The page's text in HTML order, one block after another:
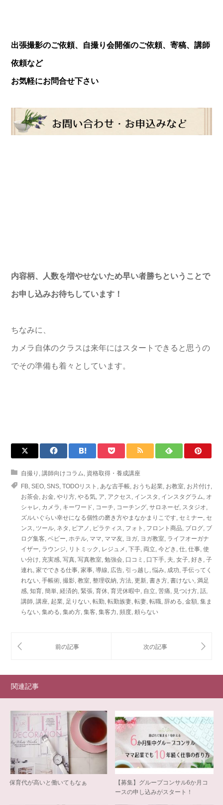
出張撮影のご依頼、自撮り会開催のご依頼、寄稿、講師
依頼など
お気軽にお問合せ下さい
内容柄、人数を増やせないため早い者勝ちということで
お申し込みお待ちしています！
ちなみに、
カメラ自体のクラスは来年にはスタートできると思うの
でその準備も着々としています。
自撮り , 講師向けコラム, 資格取得・養成講座
FB, SEO, SNS, TODOリスト , あな吉手帳, おうち起業, お教室, お片付け,
お茶会, お金, やり方, やる気, ア, アクセス, インスタ , インスタグラム, オ
シャレ, カメラ , キーワード, コーチ, コーチング, サロネーゼ, スタジオ,
ズルいぐらい幸せになる個性の磨き方やまなかまりこです, セミナー, セ
ンス, ツール, ネタ , ピアノ , ピラティス, フォト , フロント商品, ブログ, ブ
ログ集客, ベビー, ホテル, ママ, ママ友, ヨガ, ヨガ教室, ライフオーガナ
イザー, ラウンジ, リトミック , レジュメ , 下手, 両立, 今どき , 仕, 仕事, 使
い分け, 充実感, 写真, 写真教室, 勉強会, 口コミ , 口下手, 夫, 女子, 好き , 子
連れ, 家でできる仕事, 家事, 導線, 広告, 引っ越し , 悩み, 成功, 手伝ってく
れない, 手帳術, 撮影, 教室, 整理収納, 方法, 更新, 書き方, 書けない, 満足
感, 知育, 簡単, 経済的, 緊張, 育休, 育児休暇中, 自立, 苦痛, 見つけ方, 話,
講師, 講座, 起業, 足りない, 転勤, 転勤族妻, 転妻, 転職, 辞める, 金額, 集ま
らない, 集める, 集め方, 集客, 集客力, 頻度, 頼らない
関連記事
保育代が高いと働いてもなぁ
【募集】グループコンサル6か月コ
ースの申し込みがスタート！